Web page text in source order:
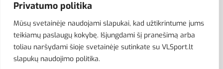
Privatumo politika
Mūsų svetainėje naudojami slapukai, kad užtikrintume jums
teikiamų paslaugų kokybę. Išjungdami šį pranešimą arba
toliau naršydami šioje svetainėje sutinkate su VLSport.lt
slapukų naudojimo politika.